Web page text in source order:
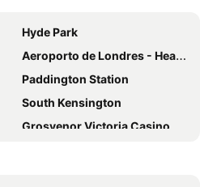
Kings Arms Hotel
Abbey Lodge Hotel
Wendover Arms Hotel
Malvern House
Two Brewers by Chef & Brewer Collection
Hyde Park
Aeroporto de Londres - Heathrow
Paddington Station
South Kensington
Grosvenor Victoria Casino